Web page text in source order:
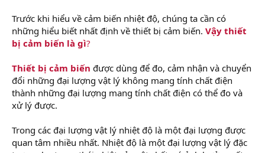
Trước khi hiểu về cảm biến nhiệt độ, chúng ta cần có
những hiểu biết nhất định về thiết bị cảm biến. Vậy thiết
bị cảm biến là gì?
Thiết bị cảm biến được dùng để đo, cảm nhận và chuyển
đổi những đại lượng vật lý không mang tính chất điện
thành những đại lượng mang tính chất điện có thể đo và
xử lý được.
Trong các đại lượng vật lý nhiệt độ là một đại lượng được
quan tâm nhiều nhất. Nhiệt độ là một đại lượng vật lý đặc